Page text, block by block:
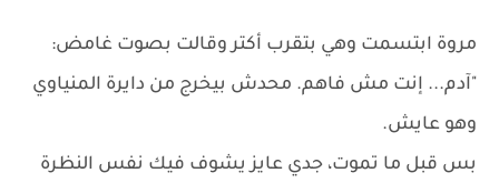
مروة ابتسمت وهي بتقرب أكتر وقالت بصوت غامض:
"آدم... إنت مش فاهم. محدش بيخرج من دايرة المنياوي
وهو عايش.
بس قبل ما تموت، جدي عايز يشوف فيك نفس النظرة